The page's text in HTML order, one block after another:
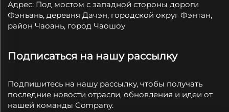
Адрес: Под мостом с западной стороны дороги
Фэнъань, деревня Дачэн, городской округ Фэнтан,
район Чаоань, город Чаошоу
Подписаться на нашу рассылку
Подпишитесь на нашу рассылку, чтобы получать
последние новости отрасли, обновления и идеи от
нашей команды Company.